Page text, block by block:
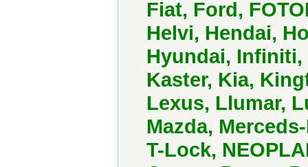
Fiat, Ford,
Helvi, Hendai,
Hyundai, Infiniti,
Kaster, Kia,
Lexus, Llumar,
Mazda,
T-Lock,